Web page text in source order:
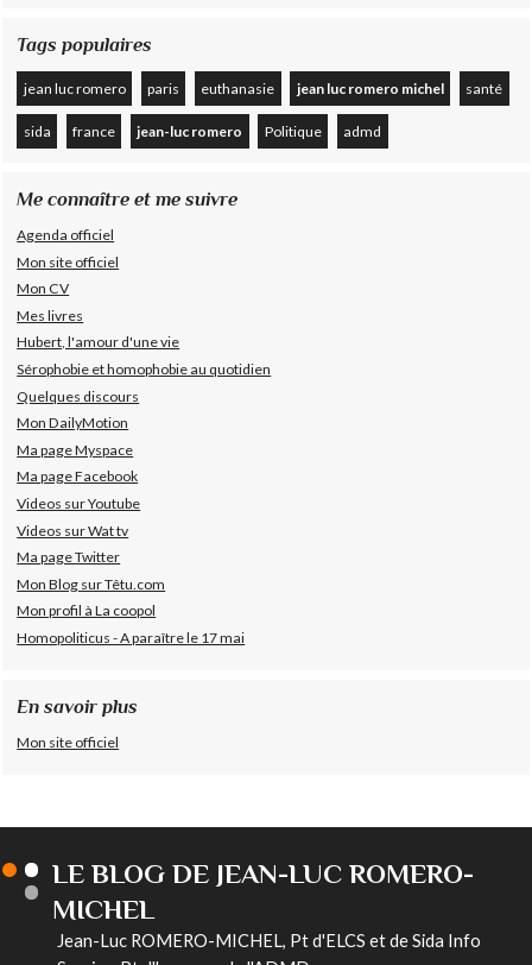
Tags populaires
jean luc romero paris euthanasie jean luc romero michel santé
sida france jean-luc romero Politique admd
Me connaître et me suivre
Agenda officiel
Mon site officiel
Mon CV
Mes livres
Hubert, l'amour d'une vie
Sérophobie et homophobie au quotidien
Quelques discours
Mon DailyMotion
Ma page Myspace
Ma page Facebook
Videos sur Youtube
Videos sur Wat tv
Ma page Twitter
Mon Blog sur Têtu.com
Mon profil à La coopol
Homopoliticus - A paraître le 17 mai
En savoir plus
Mon site officiel
LE BLOG DE JEAN-LUC ROMERO-
MICHEL
Jean-Luc ROMERO-MICHEL, Pt d'ELCS et de Sida Info